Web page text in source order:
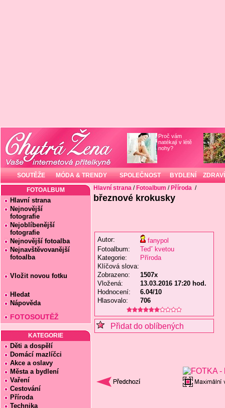
Proč vám
natékají v létě
nohy?
SOUTĚŽE MÓDA & TRENDY SPOLEČNOST BYDLENÍ ZDRAVÍ
FOTOALBUM
Hlavní strana
Nejnovější
fotografie
Nejoblíbenější
fotografie
Nejnovější fotoalba
Nejnavštěvovanější
fotoalba
Vložit novou fotku
Hledat
Nápověda
FOTOSOUTĚŽ
KATEGORIE
Děti a dospělí
Domácí mazlíčci
Akce a oslavy
Města a bydlení
Vaření
Cestování
Příroda
Technika
Hlavní strana / Fotoalbum / Příroda /
březnové krokusky
Autor:
fanypol
Fotoalbum:
Tedˇ kvetou
Kategorie:
Příroda
Klíčová slova:
Zobrazeno:
1507x
Vložená:
13.03.2016 17:20 hod.
Hodnocení:
6.04/10
Hlasovalo:
706
Přidat do oblíbených